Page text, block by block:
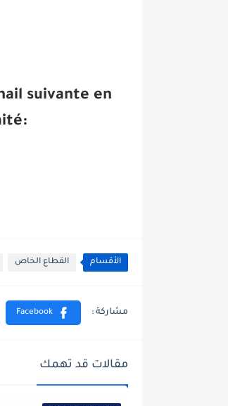
suivante en
الأقسام القطاع الخاص
مقالات قد تهمك